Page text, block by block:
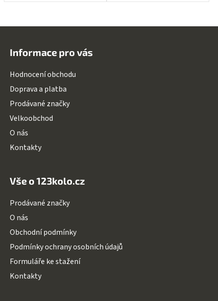
Informace pro vás
Hodnocení obchodu
Doprava a platba
Prodávané značky
Velkoobchod
O nás
Kontakty
Vše o 123kolo.cz
Prodávané značky
O nás
Obchodní podmínky
Podmínky ochrany osobních údajů
Formuláře ke stažení
Kontakty